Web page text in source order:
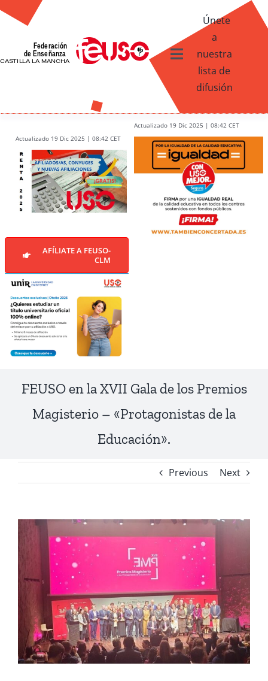
Skip
content
Toggle
Navigation
Contacto
Únete
a
nuestra
lista de
difusión
Actualizado 19 Dic 2025 | 08:42 CET
Actualizado 19 Dic 2025 | 08:42 CET
AFÍLIATE A FEUSO-
CLM
FEUSO en la XVII Gala de los Premios
Magisterio – «Protagonistas de la
Educación».
Previous Next
View
Larger
Image